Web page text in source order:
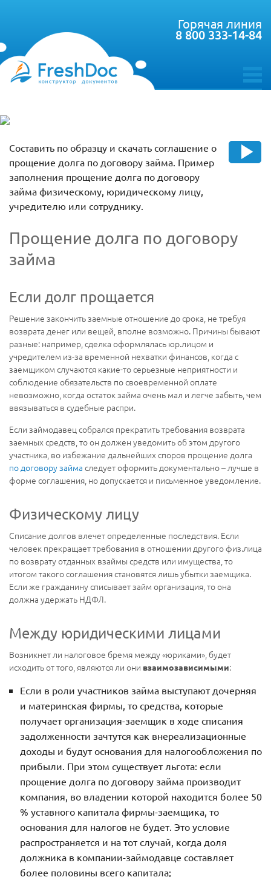
toggle
Горячая линия
8 800 333-14-84
Составить по образцу и скачать соглашение о
прощение долга по договору займа. Пример
заполнения прощение долга по договору
займа физическому, юридическому лицу,
учредителю или сотруднику.
Прощение долга по договору
займа
Если долг прощается
Решение закончить заемные отношение до срока, не требуя
возврата денег или вещей, вполне возможно. Причины бывают
разные: например, сделка оформлялась юр.лицом и
учредителем из-за временной нехватки финансов, когда с
заемщиком случаются какие-то серьезные неприятности и
соблюдение обязательств по своевременной оплате
невозможно, когда остаток займа очень мал и легче забыть, чем
ввязываться в судебные распри.
Если займодавец собрался прекратить требования возврата
заемных средств, то он должен уведомить об этом другого
участника, во избежание дальнейших споров прощение долга
по договору займа следует оформить документально – лучше в
форме соглашения, но допускается и письменное уведомление.
Физическому лицу
Списание долгов влечет определенные последствия. Если
человек прекращает требования в отношении другого физ.лица
по возврату отданных взаймы средств или имущества, то
итогом такого соглашения становятся лишь убытки заемщика.
Если же гражданину списывает займ организация, то она
должна удержать НДФЛ.
Между юридическими лицами
Возникнет ли налоговое бремя между «юриками», будет
исходить от того, являются ли они взаимозависимыми:
Если в роли участников займа выступают дочерняя
и материнская фирмы, то средства, которые
получает организация-заемщик в ходе списания
задолженности зачтутся как внереализационные
доходы и будут основания для налогообложения по
прибыли. При этом существует льгота: если
прощение долга по договору займа производит
компания, во владении которой находится более 50
% уставного капитала фирмы-заемщика, то
основания для налогов не будет. Это условие
распространяется и на тот случай, когда доля
должника в компании-займодавце составляет
более половины всего капитала;